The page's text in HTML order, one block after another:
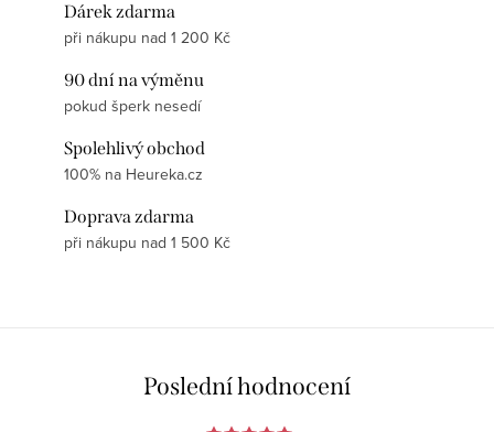
Dárek zdarma
při nákupu nad 1 200 Kč
90 dní na výměnu
pokud šperk nesedí
Spolehlivý obchod
100% na Heureka.cz
Doprava zdarma
při nákupu nad 1 500 Kč
Poslední hodnocení